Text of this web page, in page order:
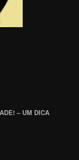
– UM DICA